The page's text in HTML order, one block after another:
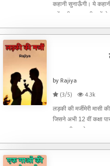
कहानी सुनाऊँगी। ये
फ्रेंड थी। हम सारी बातें
by Rajiya
(3/5)
4.3k
लड़की की मर्जीमेरी मासी
जिसने अभी 12 वीं कक्षा
लड़का भी उससे बहुत प्यार